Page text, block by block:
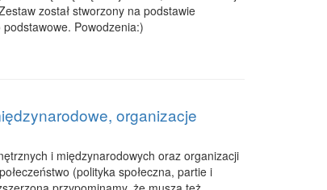
został stworzony na podstawie
Powodzenia:)
organizacje
i międzynarodowych oraz organizacji
(polityka społeczna, partie i